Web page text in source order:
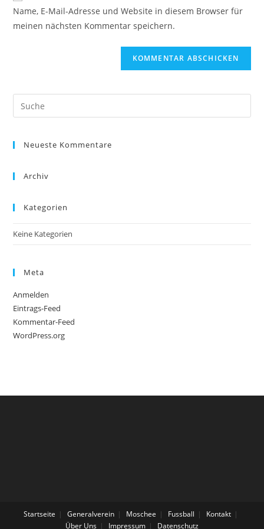
Kommentieren
ein
URL
Name, E-Mail-Adresse und Website in diesem Browser für
meinen nächsten Kommentar speichern.
Suche
nach:
Neueste Kommentare
Archiv
Kategorien
Keine Kategorien
Meta
Anmelden
Eintrags-Feed
Kommentar-Feed
WordPress.org
Startseite Generalverein Moschee Fussball
Kontakt
Über Uns
Impressum Datenschutz